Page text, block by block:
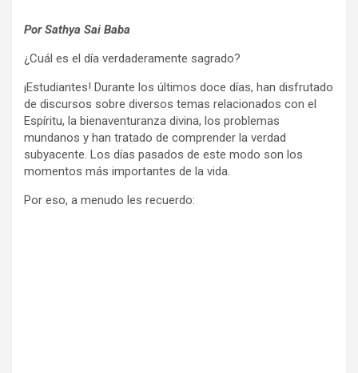
Por Sathya Sai Baba
¿Cuál es el día verdaderamente sagrado?
¡Estudiantes! Durante los últimos doce días, han disfrutado
de discursos sobre diversos temas relacionados con el
Espíritu, la bienaventuranza divina, los problemas
mundanos y han tratado de comprender la verdad
subyacente. Los días pasados de este modo son los
momentos más importantes de la vida.
Por eso, a menudo les recuerdo: